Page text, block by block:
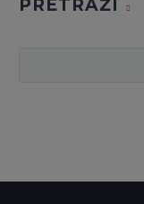
PRETRAŽI